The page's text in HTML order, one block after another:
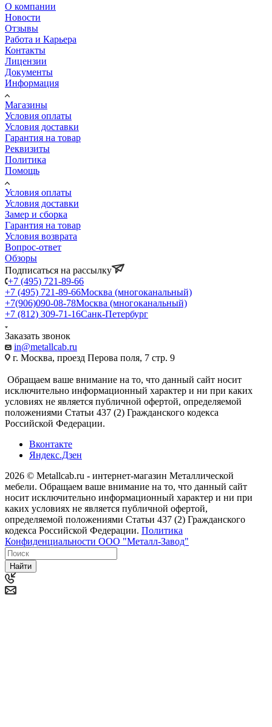
О компании
Новости
Отзывы
Работа и Карьера
Контакты
Лицензии
Документы
Информация
Магазины
Условия оплаты
Условия доставки
Гарантия на товар
Реквизиты
Политика
Помощь
Условия оплаты
Условия доставки
Замер и сборка
Гарантия на товар
Условия возврата
Вопрос-ответ
Обзоры
Подписаться на рассылку
+7 (495) 721-89-66
+7 (495) 721-89-66Москва (многоканальный)
+7(906)090-08-78Москва (многоканальный)
+7 (812) 309-71-16Санк-Петербург
Заказать звонок
in@metallcab.ru
г. Москва, проезд Перова поля, 7 стр. 9
Обращаем ваше внимание на то, что данный сайт носит
исключительно информационный характер и ни при каких
условиях не является публичной офертой, определяемой
положениями Статьи 437 (2) Гражданского кодекса
Российской Федерации.
Вконтакте
Яндекс.Дзен
2026 © Metallcab.ru - интернет-магазин Металлической
мебели. Обращаем ваше внимание на то, что данный сайт
носит исключительно информационный характер и ни при
каких условиях не является публичной офертой,
определяемой положениями Статьи 437 (2) Гражданского
кодекса Российской Федерации. Политика
Конфиденциальности ООО "Металл-Завод"
Найти